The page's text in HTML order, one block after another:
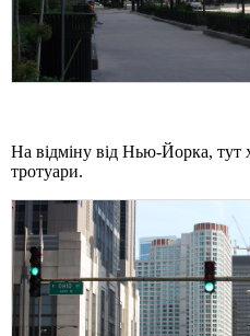
На відміну від Нью-Йорка, тут
тротуари.